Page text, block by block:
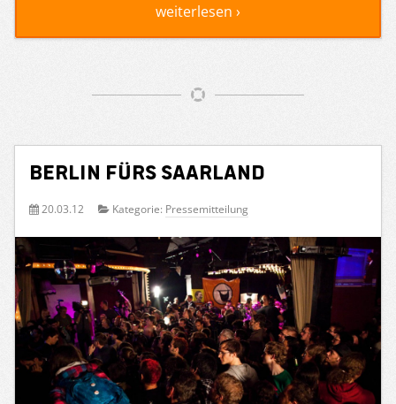
weiterlesen ›
Berlin fürs Saarland
20.03.12 Kategorie: Pressemitteilung